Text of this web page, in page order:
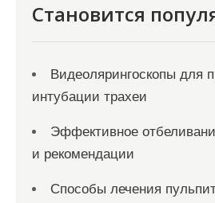
мСтановится
Видеолярингоскопы для
интубации трахеи
Эффективное
и рекомендации
Способы лечения